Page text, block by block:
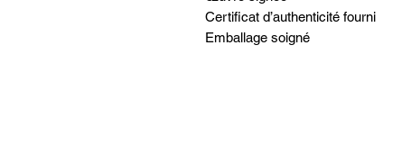
Certificat d’authenticité fourni
Emballage soigné